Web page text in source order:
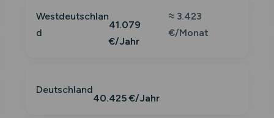
Westdeutschlan
d
41.079
€/Jahr
≈ 3.423
€/Monat
Deutschland
40.425 €/Jahr